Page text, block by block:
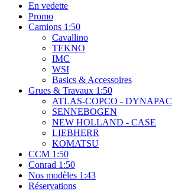
En vedette
Promo
Camions 1:50
Cavallino
TEKNO
IMC
WSI
Basics & Accessoires
Grues & Travaux 1:50
ATLAS-COPCO - DYNAPAC
SENNEBOGEN
NEW HOLLAND - CASE
LIEBHERR
KOMATSU
CCM 1:50
Conrad 1:50
Nos modèles 1:43
Réservations